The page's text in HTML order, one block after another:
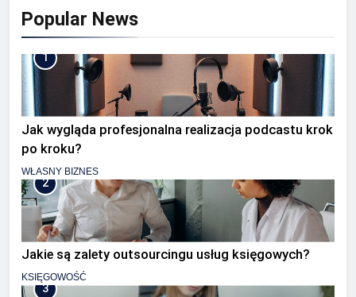
Popular News
1
Jak wygląda profesjonalna realizacja podcastu krok
po kroku?
WŁASNY BIZNES
2
Jakie są zalety outsourcingu usług księgowych?
KSIĘGOWOŚĆ
3